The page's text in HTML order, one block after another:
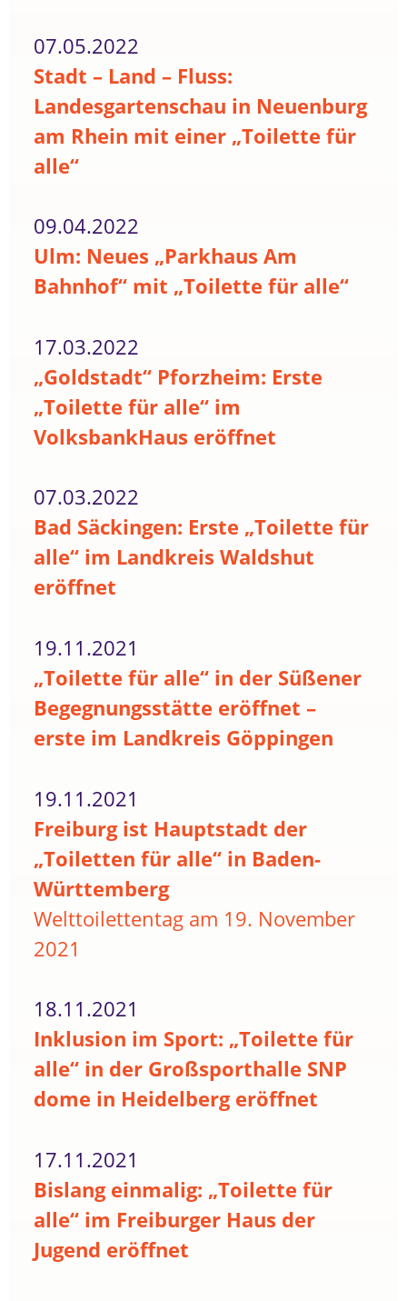
07.05.2022
Stadt – Land – Fluss:
Landesgartenschau in Neuenburg
am Rhein mit einer „Toilette für
alle“
09.04.2022
Ulm: Neues „Parkhaus Am
Bahnhof“ mit „Toilette für alle“
17.03.2022
„Goldstadt“ Pforzheim: Erste
„Toilette für alle“ im
VolksbankHaus eröffnet
07.03.2022
Bad Säckingen: Erste „Toilette für
alle“ im Landkreis Waldshut
eröffnet
19.11.2021
„Toilette für alle“ in der Süßener
Begegnungsstätte eröffnet –
erste im Landkreis Göppingen
19.11.2021
Freiburg ist Hauptstadt der
„Toiletten für alle“ in Baden-
Württemberg
Welttoilettentag am 19. November
2021
18.11.2021
Inklusion im Sport: „Toilette für
alle“ in der Großsporthalle SNP
dome in Heidelberg eröffnet
17.11.2021
Bislang einmalig: „Toilette für
alle“ im Freiburger Haus der
Jugend eröffnet